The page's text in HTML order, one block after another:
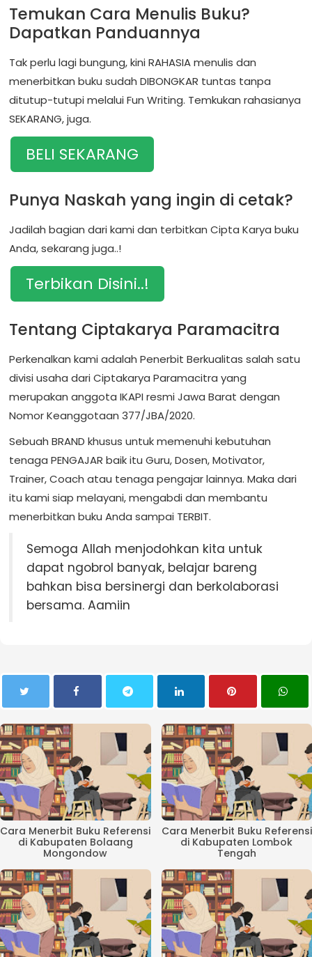
Temukan Cara Menulis Buku?
Dapatkan Panduannya
Tak perlu lagi bungung, kini RAHASIA menulis dan
menerbitkan buku sudah DIBONGKAR tuntas tanpa
ditutup-tutupi melalui Fun Writing. Temkukan rahasianya
SEKARANG, juga.
BELI SEKARANG
Punya Naskah yang ingin di cetak?
Jadilah bagian dari kami dan terbitkan Cipta Karya buku
Anda, sekarang juga..!
Terbikan Disini..!
Tentang Ciptakarya Paramacitra
Perkenalkan kami adalah Penerbit Berkualitas salah satu
divisi usaha dari Ciptakarya Paramacitra yang
merupakan anggota IKAPI resmi Jawa Barat dengan
Nomor Keanggotaan 377/JBA/2020.
Sebuah BRAND khusus untuk memenuhi kebutuhan
tenaga PENGAJAR baik itu Guru, Dosen, Motivator,
Trainer, Coach atau tenaga pengajar lainnya. Maka dari
itu kami siap melayani, mengabdi dan membantu
menerbitkan buku Anda sampai TERBIT.
Semoga Allah menjodohkan kita untuk
dapat ngobrol banyak, belajar bareng
bahkan bisa bersinergi dan berkolaborasi
bersama. Aamiin
Cara Menerbit Buku Referensi
di Kabupaten Bolaang
Mongondow
Cara Menerbit Buku Referensi
di Kabupaten Lombok
Tengah